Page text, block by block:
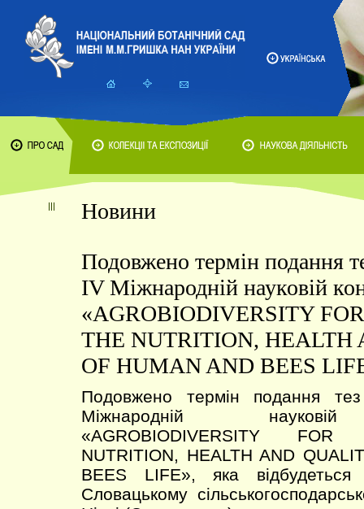
Новини
Подовжено термін подання
IV Міжнародній науковій
«AGROBIODIVERSITY
THE NUTRITION, HEALTH
OF HUMAN AND BEES
Подовжено термін подання
Міжнародній
«AGROBIODIVERSITY
NUTRITION, HEALTH AND
BEES LIFE», яка
Словацькому